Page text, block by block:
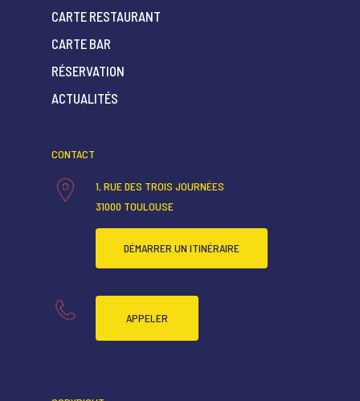
CARTE RESTAURANT
CARTE BAR
RÉSERVATION
ACTUALITÉS
CONTACT
1, RUE DES TROIS JOURNÉES
31000 TOULOUSE
DÉMARRER UN ITINÉRAIRE
APPELER
CARTE BAR
ACTUALITÉS